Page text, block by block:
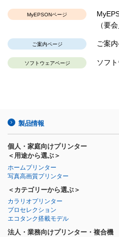
MyEPSONページ
（要
ご案内ページ ご案
ソフトウェアページ ソフ
製品情報
個人・家庭向けプリンター
＜用途から選ぶ＞
ホームプリンター
写真高画質プリンター
＜カテゴリーから選ぶ＞
カラリオプリンター
プロセレクション
エコタンク搭載モデル
法人・業務向けプリンター・複合機